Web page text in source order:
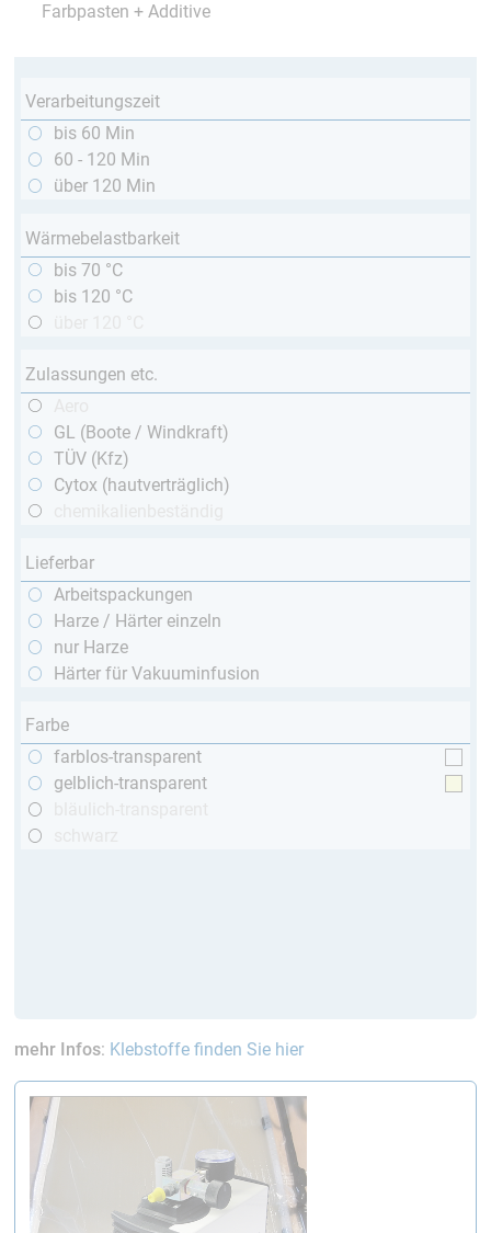
Farbpasten + Additive
Verarbeitungszeit
bis 60 Min
60 - 120 Min
über 120 Min
Wärmebelastbarkeit
bis 70 °C
bis 120 °C
Zulassungen etc.
GL (Boote / Windkraft)
TÜV (Kfz)
Cytox (hautverträglich)
Lieferbar
Arbeitspackungen
Harze / Härter einzeln
nur Harze
Härter für Vakuuminfusion
Farbe
farblos-transparent
gelblich-transparent
mehr Infos: Klebstoffe finden Sie hier